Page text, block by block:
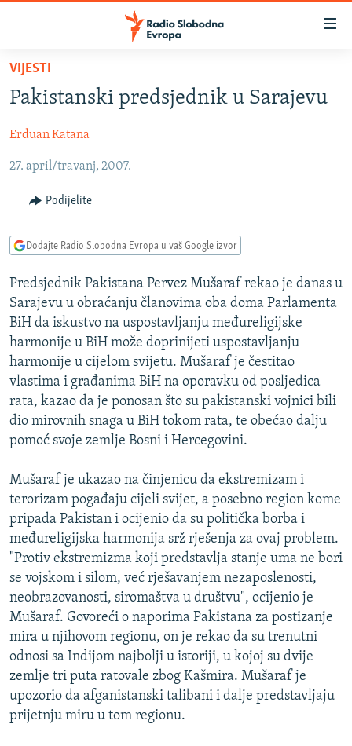
Pređite
glavni
Pređite
na
navigaciju
Pređite
na
pretragu
VIJESTI
BOSNA I HERCEGOVINA
SRBIJA
KOSOVO
CRNA GORA
VIZUELNO
VIDEO
FOTOGALERIJE
INFOGRAFIKE
PODCASTI
RAT U UKRAJINI
KINA NA BALKANU
RSE PRIČE IZ SVIJETA
ISPRIČAJ MI
DNEVNO@RSE
SPECIJALI RSE
VIŠE OD NASLOVA
GENOCID U SREBRENICI
POPLAVE I KLIZIŠTA U BIH 2024.
TV LIBERTY
POST SCRIPTUM
MOJA EVROPA
TRI DECENIJE OD RATA U BIH
SVE KARTE DEJTONA
NASTANAK I RASPAD JUGOSLAVIJE
Sve RFE/RL stranice
VIJESTI
Pakistanski predsjednik u Sarajevu
Erduan Katana
27. april/travanj, 2007.
Podijelite
Dodajte Radio Slobodna Evropa u vaš Google izvor
Predsjednik Pakistana Pervez Mušaraf rekao je danas u
Sarajevu u obraćanju članovima oba doma Parlamenta
BiH da iskustvo na uspostavljanju međureligijske
harmonije u BiH može doprinijeti uspostavljanju
harmonije u cijelom svijetu. Mušaraf je čestitao
vlastima i građanima BiH na oporavku od posljedica
rata, kazao da je ponosan što su pakistanski vojnici bili
dio mirovnih snaga u BiH tokom rata, te obećao dalju
pomoć svoje zemlje Bosni i Hercegovini.
Mušaraf je ukazao na činjenicu da ekstremizam i
terorizam pogađaju cijeli svijet, a posebno region kome
pripada Pakistan i ocijenio da su politička borba i
međureligijska harmonija srž rješenja za ovaj problem.
"Protiv ekstremizma koji predstavlja stanje uma ne bori
se vojskom i silom, već rješavanjem nezaposlenosti,
neobrazovanosti, siromaštva u društvu", ocijenio je
Mušaraf. Govoreći o naporima Pakistana za postizanje
mira u njihovom regionu, on je rekao da su trenutni
odnosi sa Indijom najbolji u istoriji, u kojoj su dvije
zemlje tri puta ratovale zbog Kašmira. Mušaraf je
upozorio da afganistanski talibani i dalje predstavljaju
prijetnju miru u tom regionu.